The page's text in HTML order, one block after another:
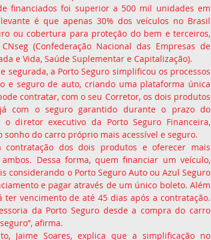
financiados foi superior a 500 mil unidades em
é que apenas 30% dos veículos no Brasil
ou cobertura para proteção do bem e terceiros,
(Confederação Nacional das Empresas de
e Vida, Saúde Suplementar e Capitalização).
segurada, a Porto Seguro simplificou os processos
e seguro de auto, criando uma plataforma única
contratar, com o seu Corretor, os dois produtos
com o seguro garantido durante o prazo do
diretor executivo da Porto Seguro Financeira,
sonho do carro próprio mais acessível e seguro.
contratação dos dois produtos e oferecer mais
Dessa forma, quem financiar um veículo,
considerando o Porto Seguro Auto ou Azul Seguro
e pagar através de um único boleto. Além
vencimento de até 45 dias após a contratação.
da Porto Seguro desde a compra do carro
afirma.
Jaime Soares, explica que a simplificação no